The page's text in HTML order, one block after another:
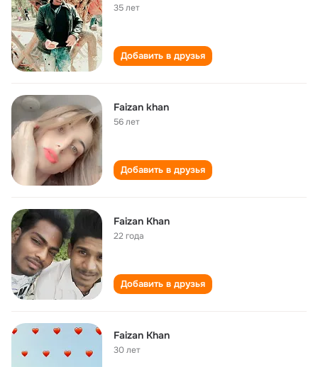
35 лет
Добавить в друзья
Faizan khan
56 лет
Добавить в друзья
Faizan Khan
22 года
Добавить в друзья
Faizan Khan
30 лет